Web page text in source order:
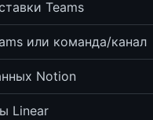
Teams
или команда/канал
Notion
Linear